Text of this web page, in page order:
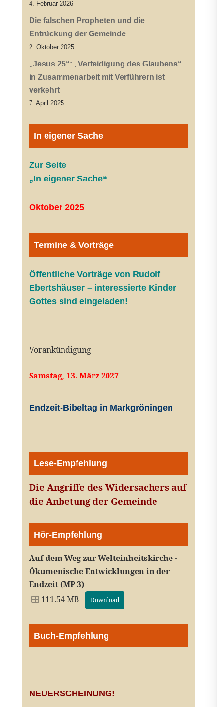
4. Februar 2026
Die falschen Propheten und die
Entrückung der Gemeinde
2. Oktober 2025
„Jesus 25“: „Verteidigung des Glaubens“
in Zusammenarbeit mit Verführern ist
verkehrt
7. April 2025
In eigener Sache
Zur Seite
„In eigener Sache“
Oktober 2025
Termine & Vorträge
Öffentliche Vorträge von Rudolf
Ebertshäuser – interessierte Kinder
Gottes sind eingeladen!
Vorankündigung
Samstag, 13. März 2027
Endzeit-Bibeltag in Markgröningen
Lese-Empfehlung
Die Angriffe des Widersachers auf
die Anbetung der Gemeinde
Hör-Empfehlung
Auf dem Weg zur Welteinheitskirche -
Ökumenische Entwicklungen in der
Endzeit (MP 3)
111.54 MB -
Download
Buch-Empfehlung
NEUERSCHEINUNG!